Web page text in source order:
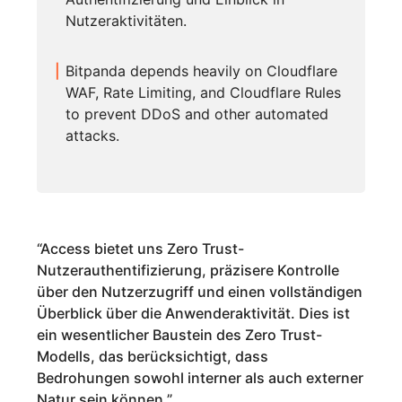
Nutzeraktivitäten.
Bitpanda depends heavily on Cloudflare
WAF, Rate Limiting, and Cloudflare Rules
to prevent DDoS and other automated
attacks.
“Access bietet uns Zero Trust-
Nutzerauthentifizierung, präzisere Kontrolle
über den Nutzerzugriff und einen vollständigen
Überblick über die Anwenderaktivität. Dies ist
ein wesentlicher Baustein des Zero Trust-
Modells, das berücksichtigt, dass
Bedrohungen sowohl interner als auch externer